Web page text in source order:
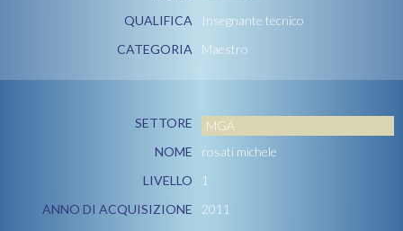
QUALIFICA
Insegnante tecnico
CATEGORIA
Maestro
SETTORE
MGA
NOME
rosati michele
LIVELLO
1
ANNO DI ACQUISIZIONE
2011